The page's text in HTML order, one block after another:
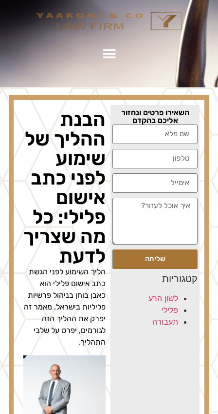
השאירו פרטים ונחזור
אליכם בהקדם
שליחה
קטגוריות
לשון הרע
פלילי
תעבורה
הבנת
ההליך של
שימוע
לפני כתב
אישום
פלילי: כל
מה שצריך
לדעת
הליך השימוע לפני הגשת
כתב אישום פלילי הוא
כאבן בוחן בניהול פרשיות
פליליות בישראל. מאמר זה
יפרק את ההליך הזה
לגורמים, יפרט על שלבי
התהליך,